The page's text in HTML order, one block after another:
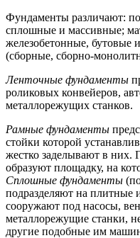
Фундаменты различают:
сплошные и массивные;
железобетонные, бутовые
(сборные, сборно-
Ленточные фундаменты
роликовых конвейеров,
металлорежущих станков.
Рамные фундаменты
стойки которой
жестко заделывают в них.
образуют площадку, на
Сплошные фундаменты
подразделяют на плитные
сооружают под насосы,
металлорежущие станки,
другие подобные им